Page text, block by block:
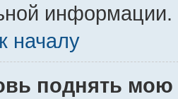
информации.
началу
поднять мою